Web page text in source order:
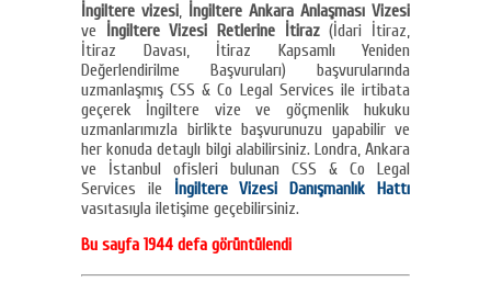
İngiltere vizesi, İngiltere Ankara Anlaşması Vizesi
ve
İngiltere Vizesi Retlerine İtiraz(İdari İtiraz,
İtiraz Davası, İtiraz Kapsamlı Yeniden
Değerlendirilme Başvuruları) başvurularında
uzmanlaşmış CSS & Co Legal Services ile irtibata
geçerek İngiltere vize ve göçmenlik hukuku
uzmanlarımızla birlikte başvurunuzu yapabilir ve
her konuda detaylı bilgi alabilirsiniz. Londra, Ankara
ve İstanbul ofisleri bulunan CSS & Co Legal
Services ile İngiltere Vizesi Danışmanlık Hattı
vasıtasıyla iletişime geçebilirsiniz.
Bu sayfa 1944 defa görüntülendi